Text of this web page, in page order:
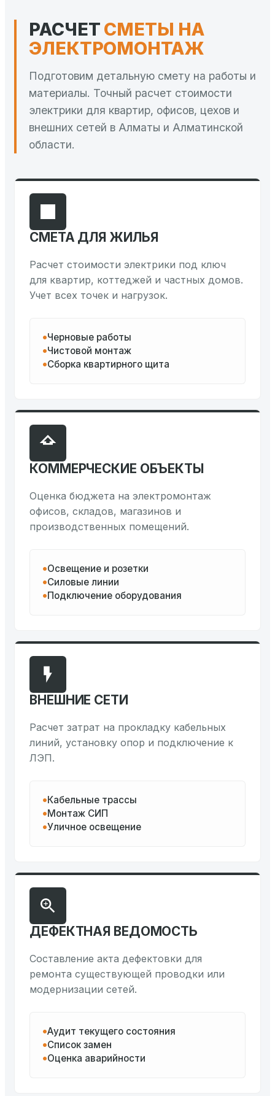
РАСЧЕТ СМЕТЫ НА
ЭЛЕКТРОМОНТАЖ
Подготовим детальную смету на работы и
материалы. Точный расчет стоимости
электрики для квартир, офисов, цехов и
внешних сетей в Алматы и Алматинской
области.
СМЕТА ДЛЯ ЖИЛЬЯ
Расчет стоимости электрики под ключ
для квартир, коттеджей и частных домов.
Учет всех точек и нагрузок.
Черновые работы
Чистовой монтаж
Сборка квартирного щита
КОММЕРЧЕСКИЕ ОБЪЕКТЫ
Оценка бюджета на электромонтаж
офисов, складов, магазинов и
производственных помещений.
Освещение и розетки
Силовые линии
Подключение оборудования
ВНЕШНИЕ СЕТИ
Расчет затрат на прокладку кабельных
линий, установку опор и подключение к
ЛЭП.
Кабельные трассы
Монтаж СИП
Уличное освещение
ДЕФЕКТНАЯ ВЕДОМОСТЬ
Составление акта дефектовки для
ремонта существующей проводки или
модернизации сетей.
Аудит текущего состояния
Список замен
Оценка аварийности